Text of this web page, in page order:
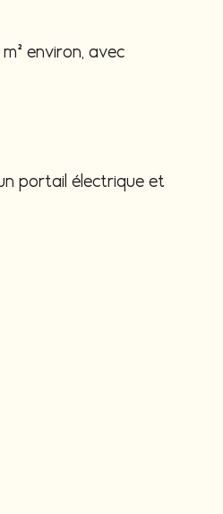
environ, avec
portail électrique et